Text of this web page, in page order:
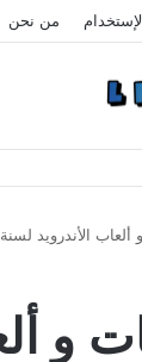
من نحن
لسنة 2021 يجب عليك تجربتهم